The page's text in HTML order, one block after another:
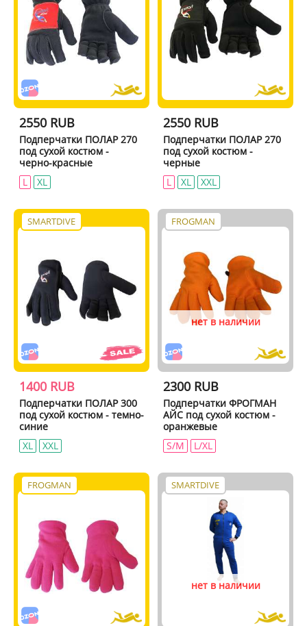
2550 RUB
Подперчатки ПОЛАР 270
под сухой костюм -
черно-красные
L
XL
2550 RUB
Подперчатки ПОЛАР 270
под сухой костюм -
черные
L
XL XXL
SMARTDIVE
1400 RUB
Подперчатки ПОЛАР 300
под сухой костюм - темно-
синие
XL
XXL
FROGMAN
нет в наличии
2300 RUB
Подперчатки ФРОГМАН
АЙС под сухой костюм -
оранжевые
S/M
L/XL
FROGMAN SMARTDIVE
нет в наличии